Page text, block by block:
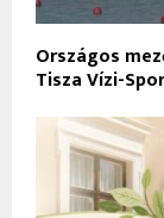
Országos
Tisza Vízi-